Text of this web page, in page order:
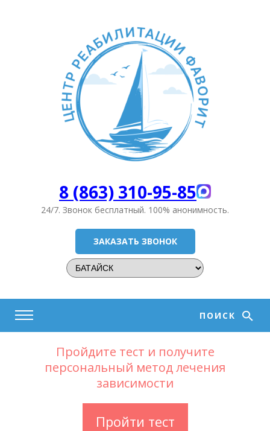
8 (863) 310-95-85
24/7. Звонок бесплатный. 100% анонимность.
ЗАКАЗАТЬ ЗВОНОК
ПОИСК
Пройдите тест и получите
персональный метод лечения
зависимости
Пройти тест